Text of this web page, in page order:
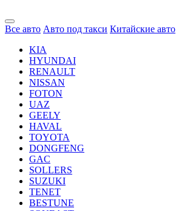
Все авто Авто под такси Китайские авто
KIA
HYUNDAI
RENAULT
NISSAN
FOTON
UAZ
GEELY
HAVAL
TOYOTA
DONGFENG
GAC
SOLLERS
SUZUKI
TENET
BESTUNE